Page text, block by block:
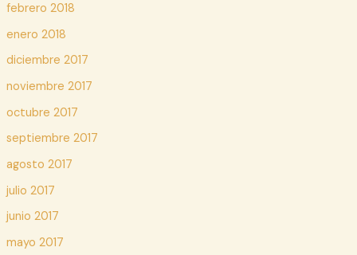
febrero 2018
enero 2018
diciembre 2017
noviembre 2017
octubre 2017
septiembre 2017
agosto 2017
julio 2017
junio 2017
mayo 2017